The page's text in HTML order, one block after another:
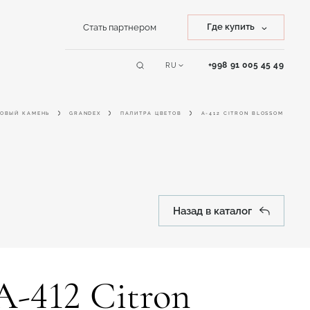
Online дизайнер
Стать партнером Где купить
RU +998 91 005 45 49
КАМЕНЬ GRANDEX ПАЛИТРА ЦВЕТОВ A-412 CITRON BLOSSOM
Назад в каталог
412 Citron